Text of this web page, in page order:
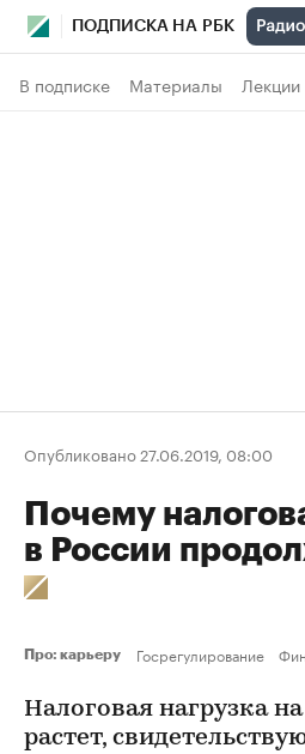
ПОДПИСКА НА РБК
В подписке Материалы Лекции
Опубликовано 27.06.2019, 08:00
Почему
в России
Про: карьеру Госрегулирование
Налоговая нагрузка
растет,